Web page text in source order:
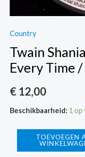
Country
Twain
Every Time
€ 12,00
Beschikbaarheid: 1 op
TOEVOEGEN